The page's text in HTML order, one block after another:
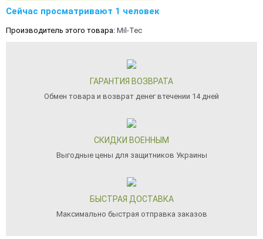
Сейчас просматривают 1 человек
Производитель этого товара: Mil-Tec
ГАРАНТИЯ ВОЗВРАТА
Обмен товара и возврат денег втечении 14 дней
СКИДКИ ВОЕННЫМ
Выгодные цены для защитников Украины
БЫСТРАЯ ДОСТАВКА
Максимально быстрая отправка заказов